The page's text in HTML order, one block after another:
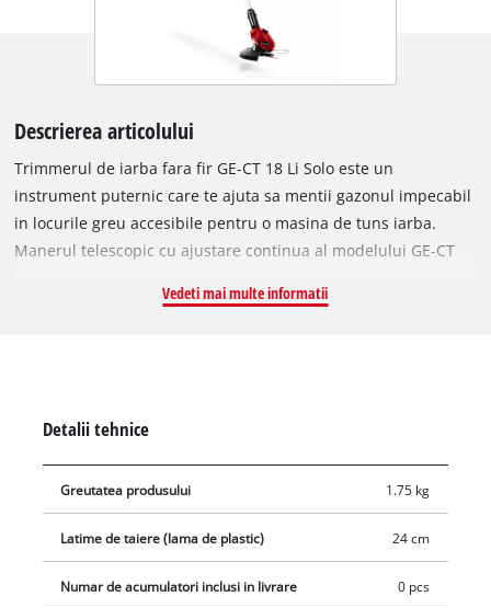
Descrierea articolului
Trimmerul de iarba fara fir GE-CT 18 Li Solo este un
instrument puternic care te ajuta sa mentii gazonul impecabil
in locurile greu accesibile pentru o masina de tuns iarba.
Manerul telescopic cu ajustare continua al modelului GE-CT
o utilizare confortabila. Chiar si conditiile dificile de lucru,
cinci pozitii diferite. Un opritor de protectie impiedica
deteriorarea florilor, plantelor ornamentale si a altor obiecte
sensibile. Livrat impreuna cu 20 de lame robuste din plastic.
Vedeti mai multe informatii
Detalii tehnice
Greutatea produsului 1.75 kg
Latime de taiere (lama de plastic) 24 cm
Numar de acumulatori inclusi in livrare 0 pcs